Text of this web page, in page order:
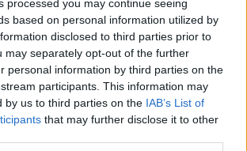
processed you may continue seeing
based on personal information utilized by
disclosed to third parties prior to
may separately opt-out of the further
personal information by third parties on the
participants. This information may
by us to third parties on the IAB’s List of
that may further disclose it to other
καλύτερα από τον άνθρωπο. Πάντα;
Α' Εξαμήνου - Εξαιρετική ανάπτυξη
και Προσαρμοσμένα Καθαρά Αποτελέσματα
τις επιχειρηματικές δραστηριότητες